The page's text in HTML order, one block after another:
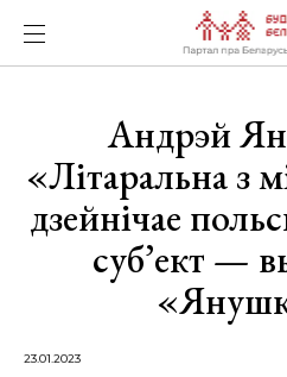
Андрэй
«Літаральна з
дзейнічае
суб’ект —
23.01.2023